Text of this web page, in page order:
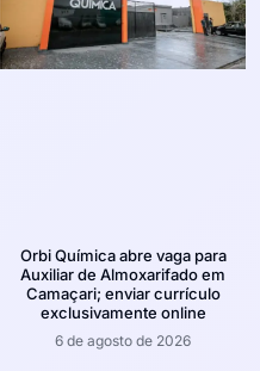
Orbi Química abre vaga para
Auxiliar de Almoxarifado em
Camaçari; enviar currículo
exclusivamente online
6 de agosto de 2026